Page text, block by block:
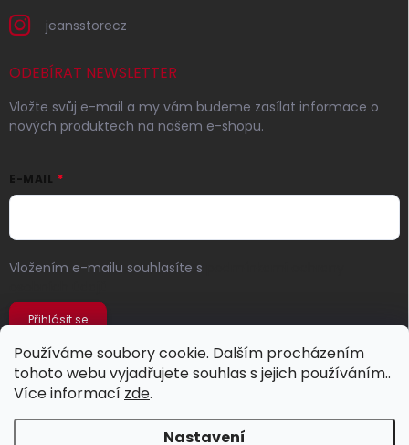
Používáme soubory cookie. Dalším procházením
tohoto webu vyjadřujete souhlas s jejich používáním..
Více informací zde.
Nastavení
jeansstorecz
ODEBÍRAT NEWSLETTER
Vložte svůj e-mail a my vám budeme zasílat informace o
nových produktech na našem e-shopu.
E-MAIL
Vložením e-mailu souhlasíte s
Přihlásit se